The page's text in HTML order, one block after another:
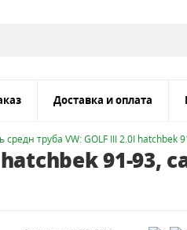
Доставка и оплата
средн труба VW: GOLF III 2.0I hatchbek
91-93,